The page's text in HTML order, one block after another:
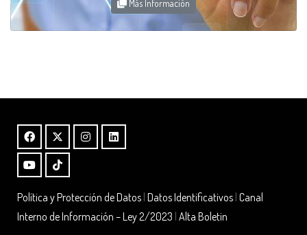
Más Información
Política y Protección de Datos Datos Identificativos Canal
Interno de Información – Ley 2/2023 Alta Boletin